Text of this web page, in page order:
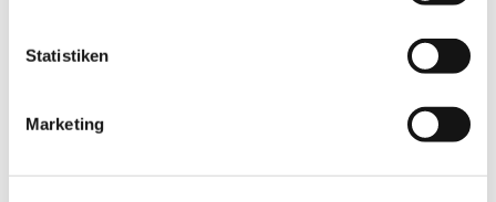
Statistiken
Marketing